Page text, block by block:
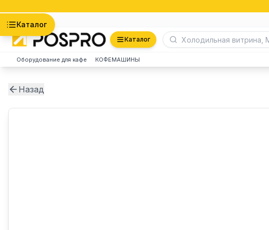
Каталог
Каталог
Оборудование для кафе КОФЕМАШИНЫ
Назад